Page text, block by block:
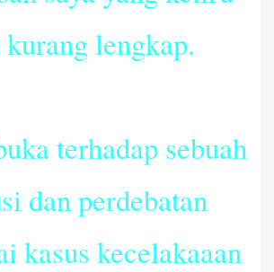
kurang lengkap.
terhadap sebuah
dan perdebatan
kasus kecelakaaan